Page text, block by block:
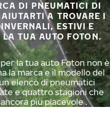
DI PNEUMATICI DI
A TROVARE I
ESTIVI E
TUA AUTO FOTON.
la tua auto Foton non è
la marca e il modello del
elenco di pneumatici
e quattro stagioni che
più piacevole .